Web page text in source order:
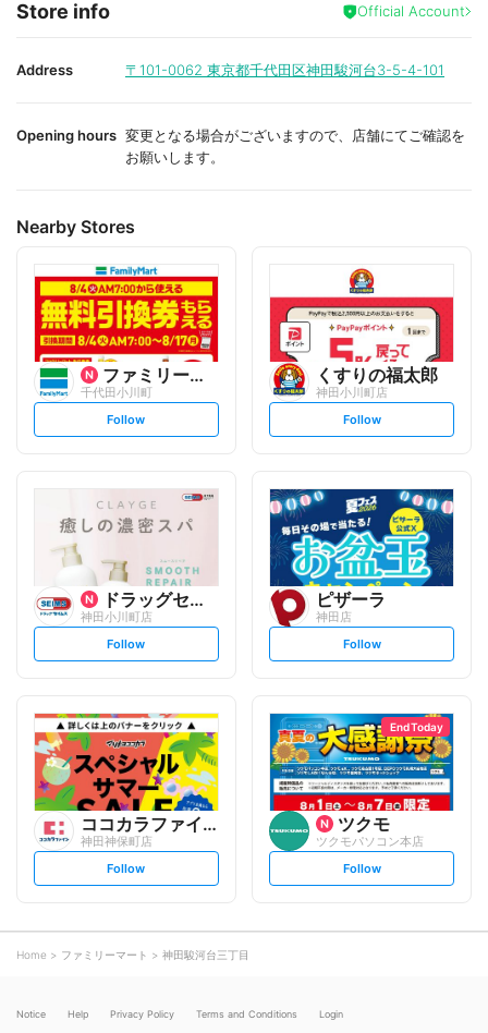
i
t
a
i
t
Store info Official Account
Address 〒101-0062 東京都千代田区神田駿河台3-5-4-101
Opening hours 変更となる場合がございますので、店舗にてご確認を
お願いします。
Nearby Stores
ファミリーマート
千代田小川町
s
l
o
Follow
くすりの福太郎
神田小川町店
s
l
o
w
Follow
ドラッグセイムス
神田小川町店
s
l
o
w
Follow
ピザーラ
神田店
s
l
o
w
Follow
ココカラファイン
神田神保町店
s
l
o
Follow
End Today
ツクモ
ツクモパソコン本店
s
l
Follow
Home ファミリーマート 神田駿河台三丁目
Notice Help Privacy Policy Terms and Conditions Login